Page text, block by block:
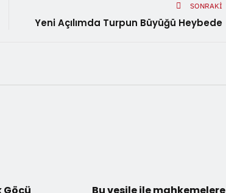
SONRAKI
Yeni Açılımda Turpun Büyüğü Heybede